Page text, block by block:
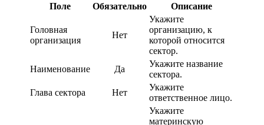
Поле
Обязательно Описание
Головная
организация
Нет
Укажите
организацию, к
которой относится
сектор.
Наименование
Да
Укажите название
сектора.
Глава сектора
Нет
Укажите
ответственное лицо.
Укажите
материнскую